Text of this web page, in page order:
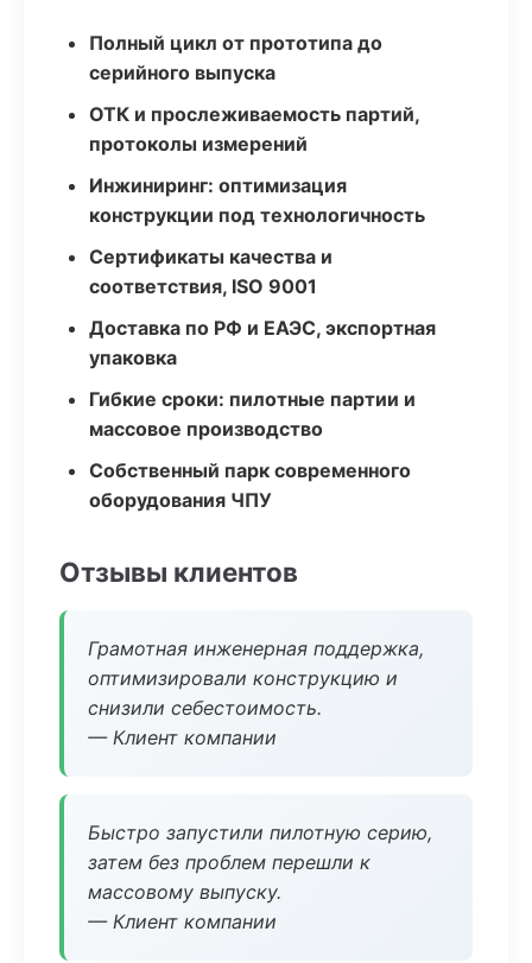
Полный цикл от прототипа до
серийного выпуска
ОТК и прослеживаемость партий,
протоколы измерений
Инжиниринг: оптимизация
конструкции под технологичность
Сертификаты качества и
соответствия, ISO 9001
Доставка по РФ и ЕАЭС, экспортная
упаковка
Гибкие сроки: пилотные партии и
массовое производство
Собственный парк современного
оборудования ЧПУ
Отзывы клиентов
Грамотная инженерная поддержка,
оптимизировали конструкцию и
снизили себестоимость.
— Клиент компании
Быстро запустили пилотную серию,
затем без проблем перешли к
массовому выпуску.
— Клиент компании